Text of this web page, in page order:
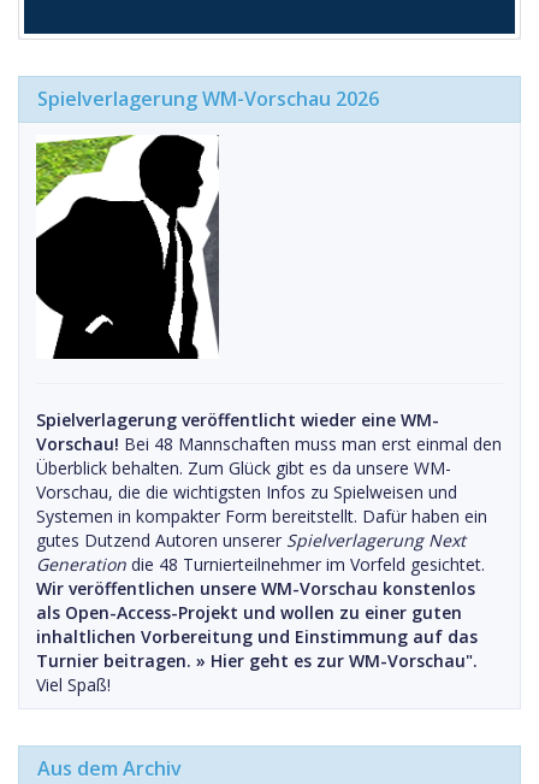
Spielverlagerung WM-Vorschau 2026
Spielverlagerung veröffentlicht wieder eine WM-
Vorschau! Bei 48 Mannschaften muss man erst einmal den
Überblick behalten. Zum Glück gibt es da unsere WM-
Vorschau, die die wichtigsten Infos zu Spielweisen und
Systemen in kompakter Form bereitstellt. Dafür haben ein
gutes Dutzend Autoren unserer Spielverlagerung Next
Generation die 48 Turnierteilnehmer im Vorfeld gesichtet.
Wir veröffentlichen unsere WM-Vorschau konstenlos
als Open-Access-Projekt und wollen zu einer guten
inhaltlichen Vorbereitung und Einstimmung auf das
Turnier beitragen. » Hier geht es zur WM-Vorschau".
Viel Spaß!
Aus dem Archiv